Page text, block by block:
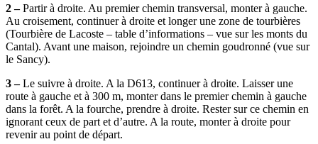
2 –Partir à droite. Au premier chemin transversal, monter à gauche.
Au croisement, continuer à droite et longer une zone de tourbières
(Tourbière de Lacoste – table d’informations – vue sur les monts du
Cantal). Avant une maison, rejoindre un chemin goudronné (vue sur
le Sancy).
3 –Le suivre à droite. A la D613, continuer à droite. Laisser une
route à gauche et à 300 m, monter dans le premier chemin à gauche
dans la forêt. A la fourche, prendre à droite. Rester sur ce chemin en
ignorant ceux de part et d’autre. A la route, monter à droite pour
revenir au point de départ.